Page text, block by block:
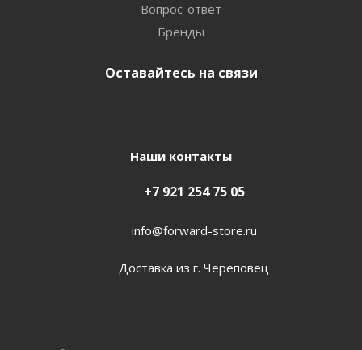
Вопрос-ответ
Бренды
Оставайтесь на связи
Наши контакты
+7 921 254 75 05
info@forward-store.ru
Доставка из г. Череповец